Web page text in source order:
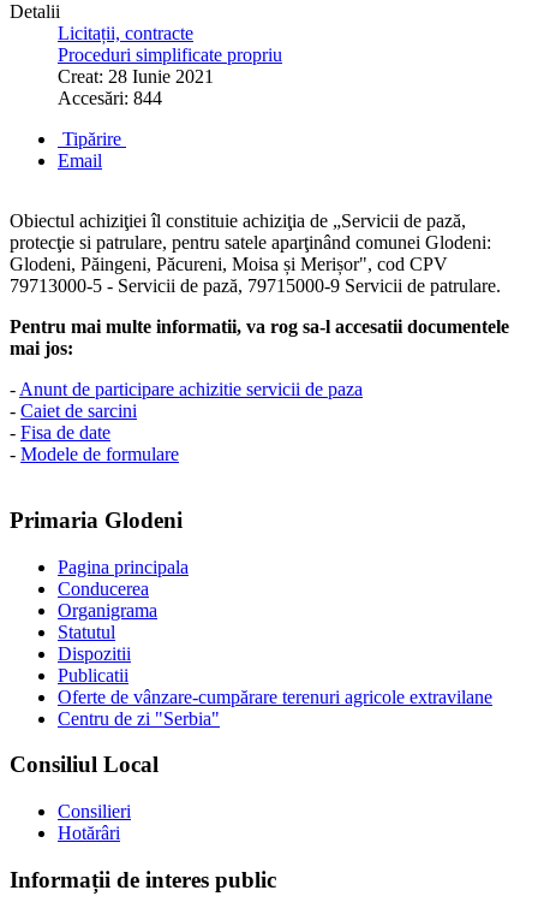
Detalii
Licitații, contracte
Proceduri simplificate propriu
Creat: 28 Iunie 2021
Accesări: 844
Tipărire
Email
Obiectul achiziţiei îl constituie achiziţia de „Servicii de pază,
protecţie si patrulare, pentru satele aparţinând comunei Glodeni:
Glodeni, Păingeni, Păcureni, Moisa și Merișor", cod CPV
79713000-5 - Servicii de pază, 79715000-9 Servicii de patrulare.
Pentru mai multe informatii, va rog sa-l accesatii documentele
mai jos:
- Anunt de participare achizitie servicii de paza
- Caiet de sarcini
- Fisa de date
- Modele de formulare
Primaria Glodeni
Pagina principala
Conducerea
Organigrama
Statutul
Dispozitii
Publicatii
Oferte de vânzare-cumpărare terenuri agricole extravilane
Centru de zi "Serbia"
Consiliul Local
Consilieri
Hotărâri
Informații de interes public